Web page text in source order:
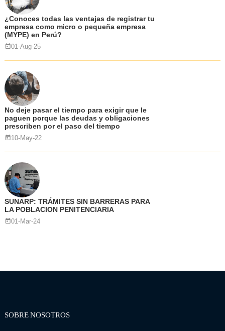
¿Conoces todas las ventajas de registrar tu
empresa como micro o pequeña empresa
(MYPE) en Perú?
01-Aug-25
No deje pasar el tiempo para exigir que le
paguen porque las deudas y obligaciones
prescriben por el paso del tiempo
10-May-22
SUNARP: TRÁMITES SIN BARRERAS PARA
LA POBLACION PENITENCIARIA
01-Mar-24
SOBRE NOSOTROS